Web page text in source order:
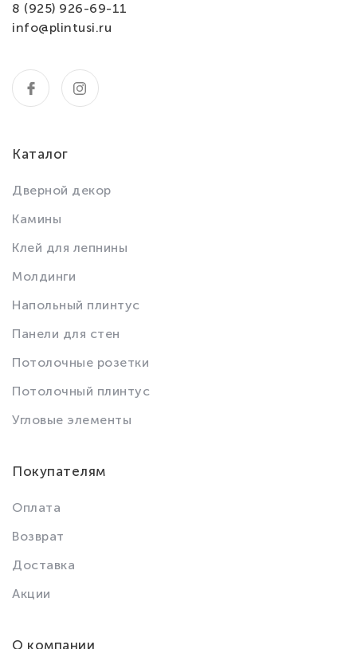
8 (925) 926-69-11
info@plintusi.ru
Каталог
Дверной декор
Камины
Клей для лепнины
Молдинги
Напольный плинтус
Панели для стен
Потолочные розетки
Потолочный плинтус
Угловые элементы
Покупателям
Оплата
Возврат
Доставка
Акции
О компании